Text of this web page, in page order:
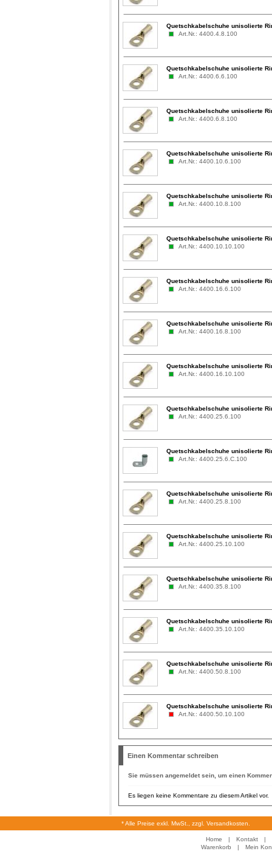
Quetschkabelschuhe unisolierte
Art.Nr.: 4400.4.8.100
Quetschkabelschuhe unisolierte
Art.Nr.: 4400.6.6.100
Quetschkabelschuhe unisolierte
Art.Nr.: 4400.6.8.100
Quetschkabelschuhe unisolierte
Art.Nr.: 4400.10.6.100
Quetschkabelschuhe unisolierte
Art.Nr.: 4400.10.8.100
Quetschkabelschuhe unisolierte
Art.Nr.: 4400.10.10.100
Quetschkabelschuhe unisolierte
Art.Nr.: 4400.16.6.100
Quetschkabelschuhe unisolierte
Art.Nr.: 4400.16.8.100
Quetschkabelschuhe unisolierte
Art.Nr.: 4400.16.10.100
Quetschkabelschuhe unisolierte
Art.Nr.: 4400.25.6.100
Quetschkabelschuhe unisolierte
Art.Nr.: 4400.25.6.C.100
Quetschkabelschuhe unisolierte
Art.Nr.: 4400.25.8.100
Quetschkabelschuhe unisolierte
Art.Nr.: 4400.25.10.100
Quetschkabelschuhe unisolierte
Art.Nr.: 4400.35.8.100
Quetschkabelschuhe unisolierte
Art.Nr.: 4400.35.10.100
Quetschkabelschuhe unisolierte
Art.Nr.: 4400.50.8.100
Quetschkabelschuhe unisolierte
Art.Nr.: 4400.50.10.100
Einen Kommentar schreiben
Sie müssen angemeldet sein, um einen
Es liegen keine Kommentare zu diesem Artikel vor.
* Alle Preise exkl. MwSt., zzgl. Versandkosten.
Home | Kontakt
|
Warenkorb
| Mein